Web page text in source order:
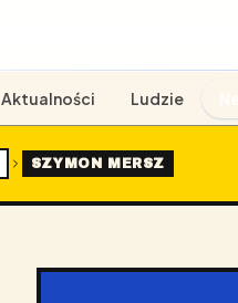
Aktualności Ludzie
SZYMON MERSZ